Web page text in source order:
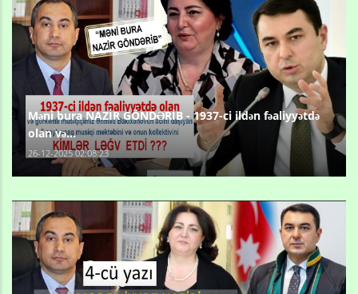
Məni bura NAZİR GÖNDƏRİB - 1937-ci ildən fəaliyyətdə
olan və...
26-12-2025 02:08:23